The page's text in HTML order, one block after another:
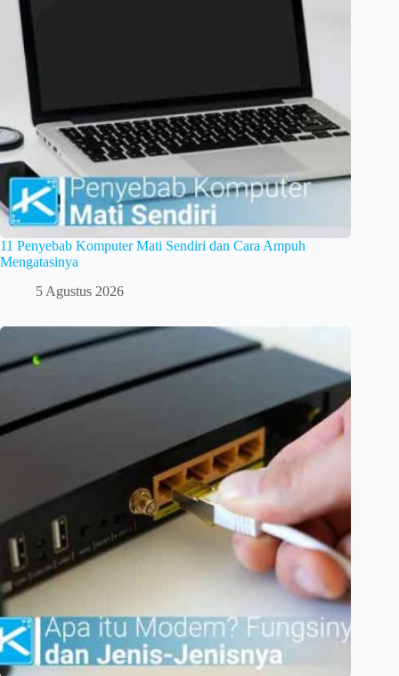
11 Penyebab Komputer Mati Sendiri dan Cara Ampuh
Mengatasinya
5 Agustus 2026